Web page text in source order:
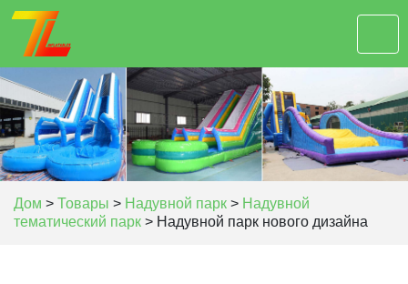
Дом > Товары > Надувной парк > Надувной
тематический парк > Надувной парк нового дизайна